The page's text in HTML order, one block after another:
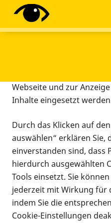
Infomaterial
Infomaterial
Diese Webseite setzt
Tracking-Tools ein. Dies
Webseite und zur
Inhalte eingesetzt
Durch das Klicken auf
auswählen“ erklären Sie,
einverstanden sind, dass
hierdurch ausgewählten
Tools einsetzt. Sie
jederzeit mit Wirkung für
indem Sie die
Cookie-Einstellungen